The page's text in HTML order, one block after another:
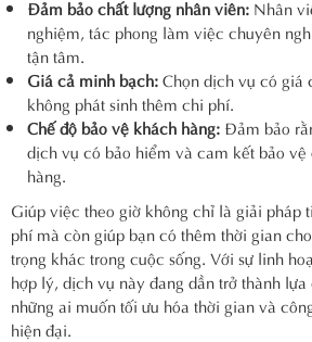
Đảm bảo chất lượng nhân viên: Nhân
nghiệm, tác phong làm việc chuyên
tận tâm.
Giá cả minh bạch:Chọn dịch vụ có giá
không phát sinh thêm chi phí.
Chế độ bảo vệ khách hàng: Đảm bảo
dịch vụ có bảo hiểm và cam kết bảo
hàng.
Giúp việc theo giờ không chỉ là giải pháp
phí mà còn giúp bạn có thêm thời gian
trọng khác trong cuộc sống. Với sự linh
hợp lý, dịch vụ này đang dần trở thành
những ai muốn tối ưu hóa thời gian và
hiện đại.